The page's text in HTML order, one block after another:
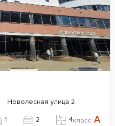
Новолесная улица 2
1 2 4класс A